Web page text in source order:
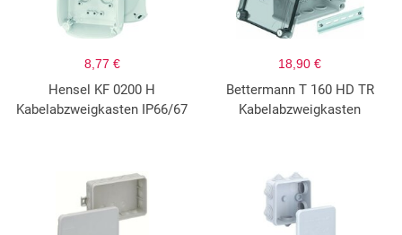
8,77 €
Hensel KF 0200 H
Kabelabzweigkasten IP66/67
18,90 €
Bettermann T 160 HD TR
Kabelabzweigkasten